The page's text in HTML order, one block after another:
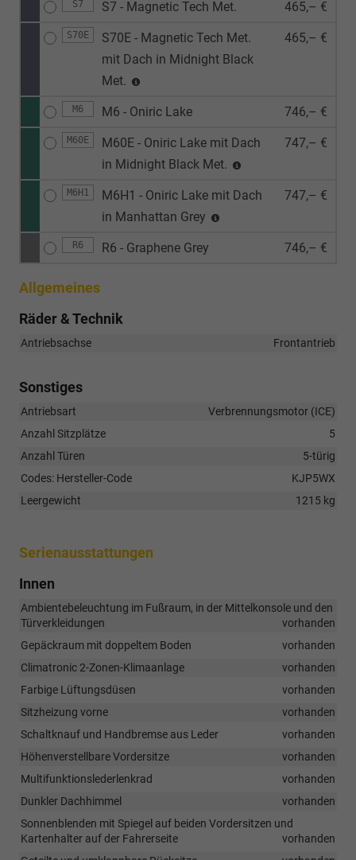
S7 S7 - Magnetic Tech Met. 465,– €
S70E
S70E - Magnetic Tech Met.
mit Dach in Midnight Black
Met.
465,– €
M6 M6 - Oniric Lake 746,– €
M60E
M60E - Oniric Lake mit Dach
in Midnight Black Met.
747,– €
M6H1
M6H1 - Oniric Lake mit Dach
in Manhattan Grey
747,– €
R6 R6 - Graphene Grey 746,– €
Allgemeines
Räder & Technik
Antriebsachse Frontantrieb
Sonstiges
Antriebsart
Verbrennungsmotor (ICE)
Anzahl Sitzplätze
5
Anzahl Türen
5-türig
Codes: Hersteller-Code
KJP5WX
Leergewicht
1215 kg
Serienausstattungen
Innen
Ambientebeleuchtung im Fußraum, in der Mittelkonsole und den
Türverkleidungen
vorhanden
Gepäckraum mit doppeltem Boden
vorhanden
Climatronic 2-Zonen-Klimaanlage
vorhanden
Farbige Lüftungsdüsen
vorhanden
Sitzheizung vorne
vorhanden
Schaltknauf und Handbremse aus Leder
vorhanden
Höhenverstellbare Vordersitze
vorhanden
Multifunktionslederlenkrad
vorhanden
Dunkler Dachhimmel
vorhanden
Sonnenblenden mit Spiegel auf beiden Vordersitzen und
Kartenhalter auf der Fahrerseite
vorhanden